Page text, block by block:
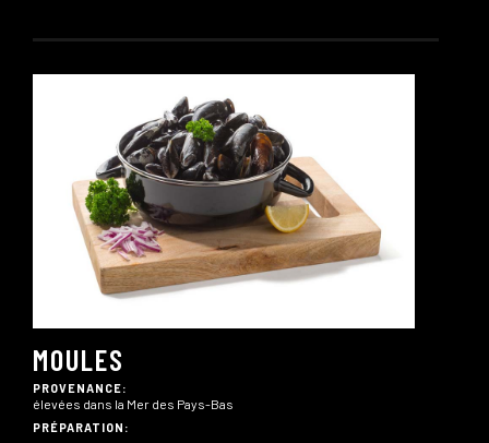
MOULES
PROVENANCE:
élevées dans la Mer des Pays-Bas
PRÉPARATION: